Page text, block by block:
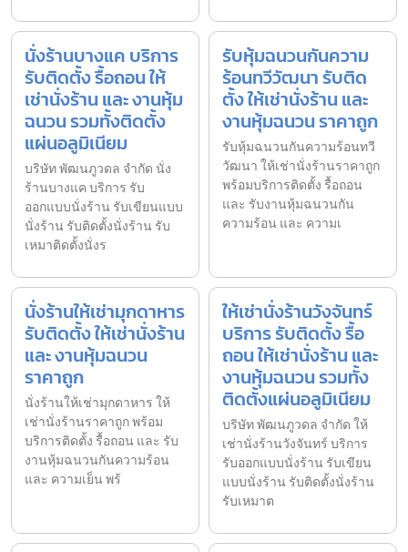
นั่งร้านบางแค บริการ
รับติดตั้ง รื้อถอน ให้
เช่านั่งร้าน และ งานหุ้ม
ฉนวน รวมทั้งติดตั้ง
แผ่นอลูมิเนียม
บริษัท พัฒนภูวดล จำกัด นั่ง
ร้านบางแค บริการ รับ
ออกแบบนั่งร้าน รับเขียนแบบ
นั่งร้าน รับติดตั้งนั่งร้าน รับ
เหมาติดตั้งนั่งร
รับหุ้มฉนวนกันความ
ร้อนทวีวัฒนา รับติด
ตั้ง ให้เช่านั่งร้าน และ
งานหุ้มฉนวน ราคาถูก
รับหุ้มฉนวนกันความร้อนทวี
วัฒนา ให้เช่านั่งร้านราคาถูก
พร้อมบริการติดตั้ง รื้อถอน
และ รับงานหุ้มฉนวนกัน
ความร้อน และ ความเ
นั่งร้านให้เช่ามุกดาหาร
รับติดตั้ง ให้เช่านั่งร้าน
และ งานหุ้มฉนวน
ราคาถูก
นั่งร้านให้เช่ามุกดาหาร ให้
เช่านั่งร้านราคาถูก พร้อม
บริการติดตั้ง รื้อถอน และ รับ
งานหุ้มฉนวนกันความร้อน
และ ความเย็น พร้
ให้เช่านั่งร้านวังจันทร์
บริการ รับติดตั้ง รื้อ
ถอน ให้เช่านั่งร้าน และ
งานหุ้มฉนวน รวมทั้ง
ติดตั้งแผ่นอลูมิเนียม
บริษัท พัฒนภูวดล จำกัด ให้
เช่านั่งร้านวังจันทร์ บริการ
รับออกแบบนั่งร้าน รับเขียน
แบบนั่งร้าน รับติดตั้งนั่งร้าน
รับเหมาต